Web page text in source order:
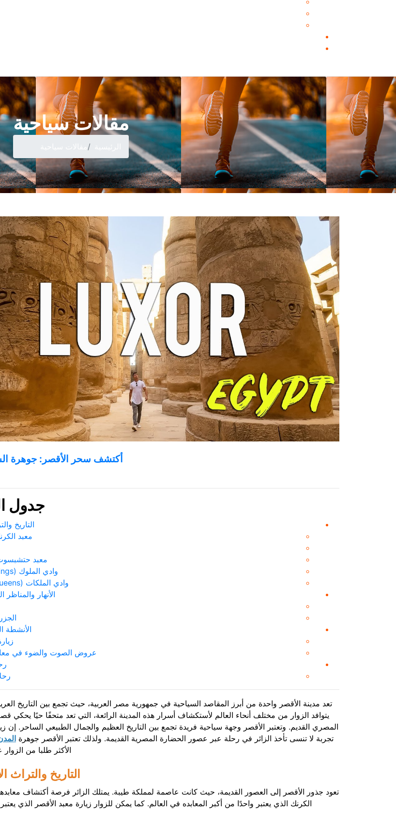
مقالات سياحية
أكتشف سحر الأقصر: جوهرة
جدول
التاريخ
معبد
معبد
وادي الملوك (Valley of the Kings):
وادي الملكات (Valley of the Queens):
الأنهار
الأنشطة
عروض الصوت والضوء في
تعد مدينة الأقصر واحدة من أبرز المقاصد السياحية في جمهورية مصر العربية، حيث تجمع بين التاريخ
يتوافد الزوار من مختلف أنحاء العالم لأستكشاف أسرار هذه المدينة الرائعة، التي تعد متحفًا حيًا يحكي
المصري القديم. وتعتبر الأقصر وجهة سياحية فريدة تجمع بين التاريخ العظيم والجمال الطبيعي الساحر. إن
تجربة لا تنسى تأخذ الزائر في رحلة عبر عصور الحضارة المصرية القديمة. ولذلك تعتبر الأقصر جوهرة
الأكثر طلبا من
التاريخ والتراث
تعود جذور الأقصر إلى العصور القديمة، حيث كانت عاصمة لمملكة طيبة. يمتلك الزائر فرصة أكتشاف
الكرنك الذي يعتبر واحدًا من أكبر المعابده في العالم. كما يمكن للزوار زيارة معبد الأقصر الذي